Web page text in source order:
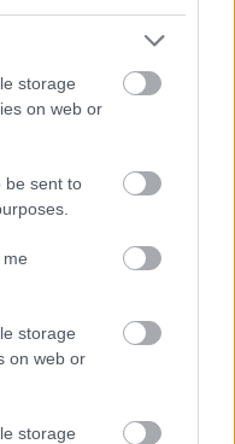
storage
on web or
be sent to
storage
on web or
storage
Express 24990 Ft